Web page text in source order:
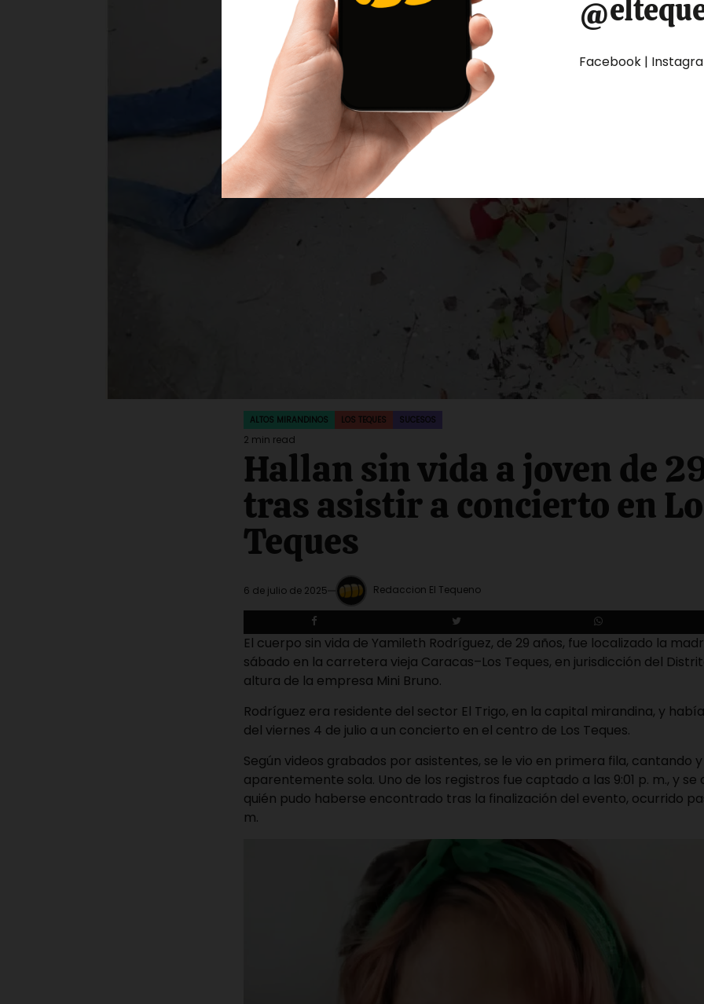
POSTED
IN
ALTOS MIRANDINOS LOS TEQUES SUCESOS
Estimated
read
time
2 min read
Hallan sin vida a joven de
tras asistir a concierto en
Teques
6 de julio de 2025 Redaccion El Tequeno
El cuerpo sin vida de Yamileth Rodríguez, de 29 años, fue localizado la
sábado en la carretera vieja Caracas–Los Teques, en jurisdicción del
altura de la empresa Mini Bruno.
Rodríguez era residente del sector El Trigo, en la capital mirandina, y
del viernes 4 de julio a un concierto en el centro de Los Teques.
Según videos grabados por asistentes, se le vio en primera fila, cantando
aparentemente sola. Uno de los registros fue captado a las 9:01 p. m., y
quién pudo haberse encontrado tras la finalización del evento, ocurrido
m.
Facebook |